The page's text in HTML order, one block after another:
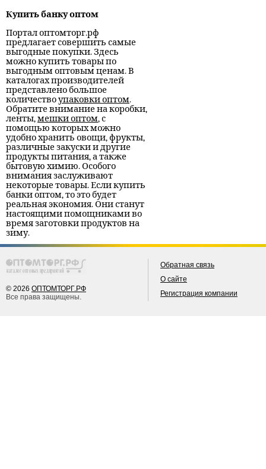
Купить банку оптом
Портал оптомторг.рф
предлагает совершить самые
выгодные покупки. Здесь
можно купить товары по
выгодным оптовым ценам. В
каталогах производителей
представлено большое
количествоупаковки оптом.
Обратите внимание на коробки,
ленты,мешки оптом, с
помощью которых можно
удобно хранить овощи, фрукты,
различные закуски и другие
продукты питания, а также
бытовую химию. Особого
внимания заслуживают
некоторые товары. Если купить
банки оптом, то это будет
реальная экономия. Они станут
настоящими помощниками во
время заготовки продуктов на
зиму.
© 2026 ОПТОМТОРГ.РФ
Все права защищены.
Обратная связь
О сайте
Регистрация компании